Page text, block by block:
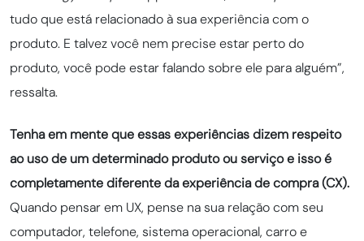
tudo que está relacionado à sua experiência com o
produto. E talvez você nem precise estar perto do
produto, você pode estar falando sobre ele para alguém”,
ressalta.
Tenha em mente que essas experiências dizem respeito
ao uso de um determinado produto ou serviço e isso é
completamente diferente da experiência de compra (CX).
Quando pensar em UX, pense na sua relação com seu
computador, telefone, sistema operacional, carro e